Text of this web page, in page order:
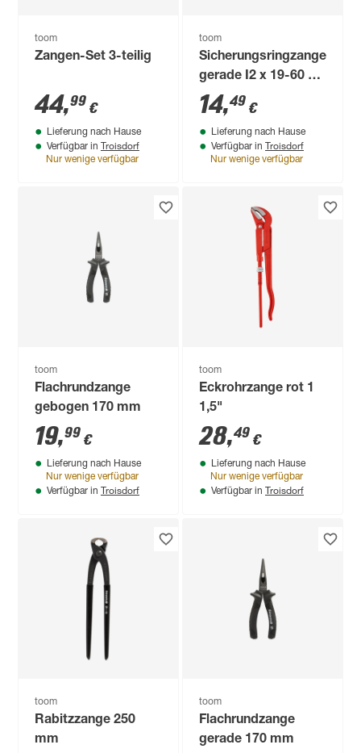
toom
Zangen-Set 3-teilig
44,99 €
Lieferung nach Hause
Verfügbar in Troisdorf
Nur wenige verfügbar
toom
Sicherungsringzange
gerade I2 x 19-60 x
170 mm
14,49 €
Lieferung nach Hause
Verfügbar in Troisdorf
Nur wenige verfügbar
toom
Flachrundzange
gebogen 170 mm
19,99 €
Lieferung nach Hause
Nur wenige verfügbar
Verfügbar in Troisdorf
toom
Eckrohrzange rot 1
1,5"
28,49 €
Lieferung nach Hause
Nur wenige verfügbar
Verfügbar in Troisdorf
toom
Rabitzzange 250
mm
toom
Flachrundzange
gerade 170 mm